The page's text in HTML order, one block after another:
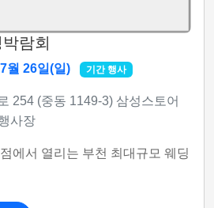
람회
월 26일(일) 기간 행사
254 (중동 1149-3) 삼성스토어
사장
에서 열리는 부천 최대규모 웨딩